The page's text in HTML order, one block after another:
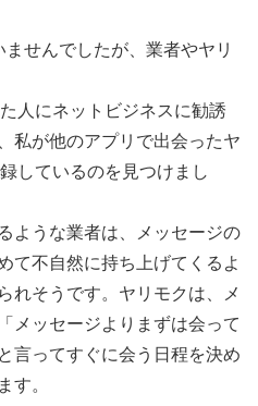
せんでしたが、業者やヤリ
人にネットビジネスに勧誘
私が他のアプリで出会ったヤ
しているのを見つけまし
ような業者は、メッセージの
て不自然に持ち上げてくるよ
れそうです。ヤリモクは、メ
メッセージよりまずは会って
言ってすぐに会う日程を決め
す。